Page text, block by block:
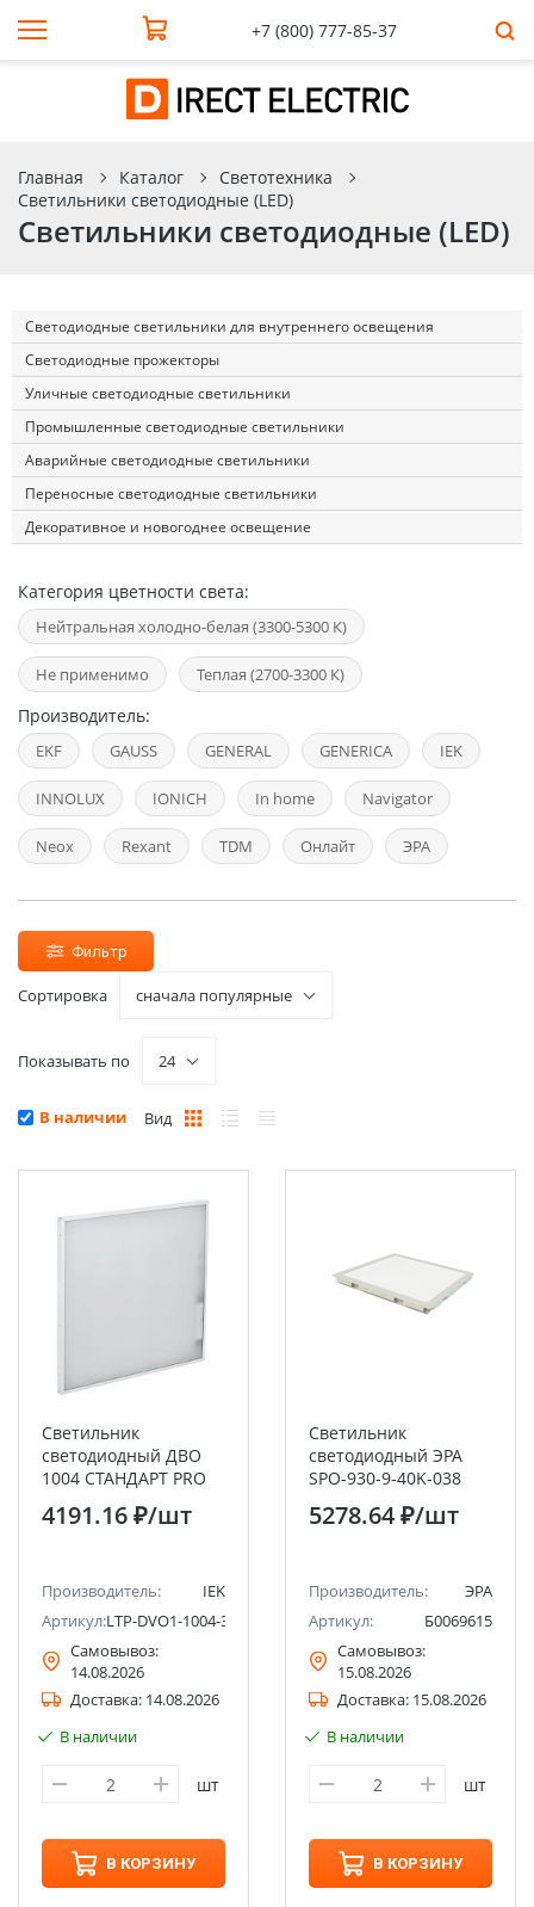
+7 (800) 777-85-37
Главная Каталог
Светотехника
Светильники светодиодные (LED)
Светильники светодиодные (LED)
Светодиодные светильники для внутреннего освещения
Светодиодные прожекторы
Уличные светодиодные светильники
Промышленные светодиодные светильники
Аварийные светодиодные светильники
Переносные светодиодные светильники
Декоративное и новогоднее освещение
Категория цветности света:
Нейтральная холодно-белая (3300-5300 К)
Не применимо Теплая (2700-3300 К)
Производитель:
EKF GAUSS GENERAL GENERICA IEK
INNOLUX IONICH In home Navigator
Neox Rexant TDM Онлайт ЭРА
Фильтр
Сортировка сначала популярные
Показывать по 24
В наличии Вид
Светильник
светодиодный ДВО
1004 СТАНДАРТ PRO
36Вт 4000К Ra>90 IP20
595х595мм опал IEK
4191.16 ₽/шт
Производитель:
IEK
Артикул:LTP-DVO1-1004-36-40-K01
Самовывоз:
14.08.2026
Доставка: 14.08.2026
В наличии
шт
В КОРЗИНУ
Светильник
светодиодный ЭРА
SPO-930-9-40K-038
38Вт 4000К 3990Лм
Clip-In 600х600 IP54
засветкой
5278.64 ₽/шт
Производитель:
ЭРА
Артикул:
Б0069615
Самовывоз:
15.08.2026
Доставка: 15.08.2026
В наличии
шт
В КОРЗИНУ